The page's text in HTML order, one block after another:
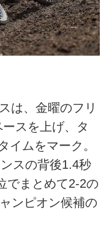
は、金曜のフリ
スを上げ、タ
イムをマーク。
スの背後1.4秒
でまとめて2-2の
ンピオン候補の